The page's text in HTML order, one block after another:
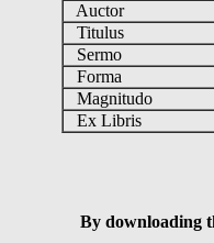
Auctor
Titulus
Sermo
Forma
Magnitudo
Ex Libris
By downloading